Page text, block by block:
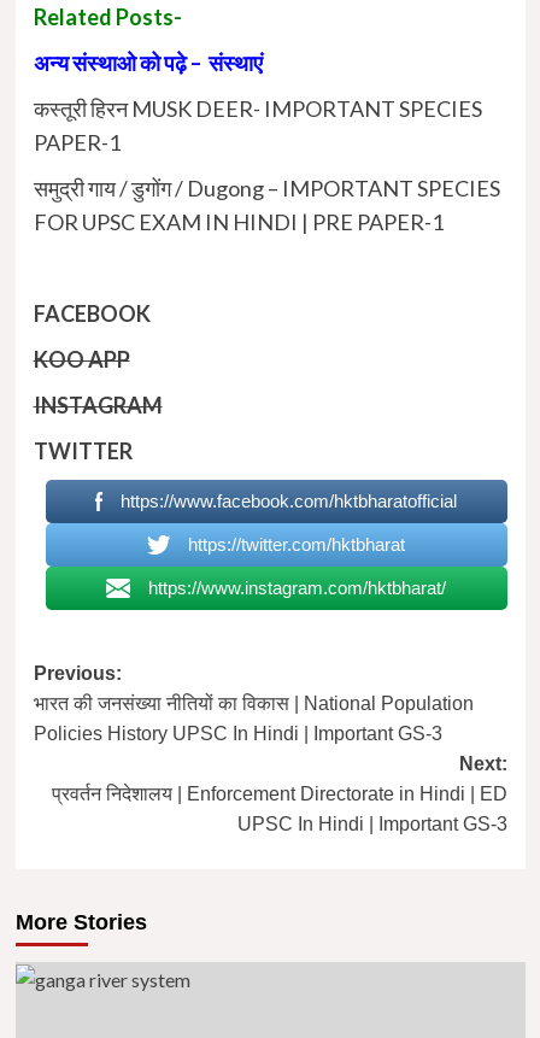
Related Posts-
अन्य संस्थाओ को पढ़े – संस्थाएं
कस्तूरी हिरन MUSK DEER- IMPORTANT SPECIES
PAPER-1
समुद्री गाय / डुगोंग / Dugong – IMPORTANT SPECIES
FOR UPSC EXAM IN HINDI | PRE PAPER-1
FACEBOOK
KOO APP
INSTAGRAM
TWITTER
https://www.facebook.com/hktbharatofficial
https://twitter.com/hktbharat
https://www.instagram.com/hktbharat/
Post
navigation
Previous:
भारत की जनसंख्या नीतियों का विकास | National Population
Policies History UPSC In Hindi | Important GS-3
Next:
प्रवर्तन निदेशालय | Enforcement Directorate in Hindi | ED
UPSC In Hindi | Important GS-3
More Stories